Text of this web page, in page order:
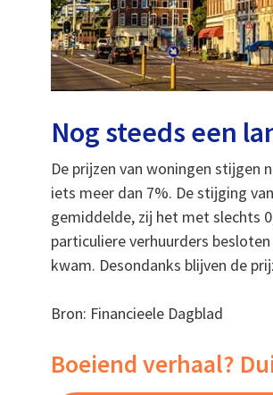
Nog steeds een
De prijzen van woningen stijgen
iets meer dan 7%. De stijging
gemiddelde, zij het met slechts
particuliere verhuurders
kwam. Desondanks blijven de
Bron: Financieele Dagblad
Boeiend verhaal?